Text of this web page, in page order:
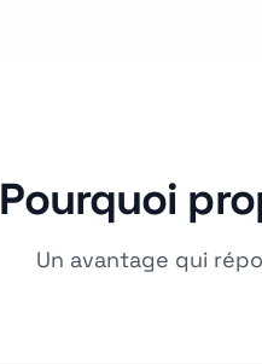
Pourquoi
Un avantage qui